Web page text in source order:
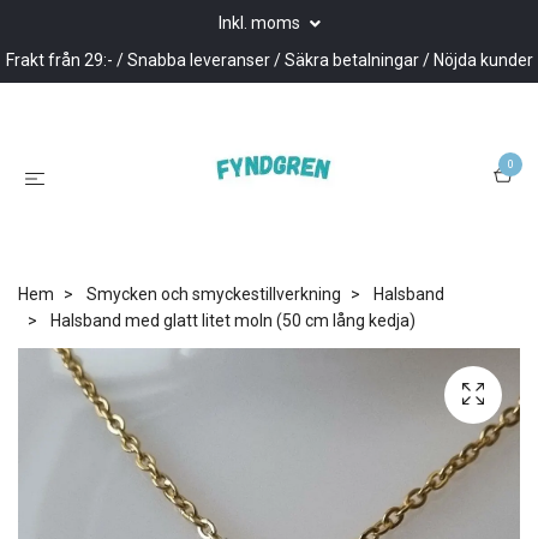
Inkl. moms
Frakt från 29:- / Snabba leveranser / Säkra betalningar / Nöjda kunder
0
Hem Smycken och smyckestillverkning
Halsband
Halsband med glatt litet moln (50 cm lång kedja)